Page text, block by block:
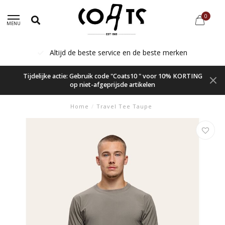
MENU
0
Altijd de beste service en de beste merken
Tijdelijke actie: Gebruik code "Coats10 " voor 10% KORTING
op niet-afgeprijsde artikelen
Home / Travel Tee Taupe